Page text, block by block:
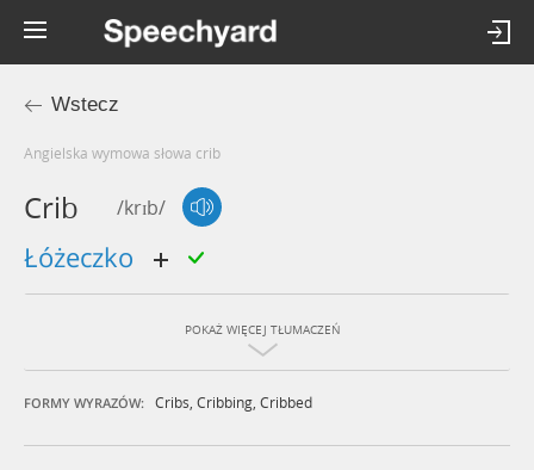
Wstecz
Angielska wymowa słowa crib
Crib /krɪb/
łóżeczko
POKAŻ WIĘCEJ TŁUMACZEŃ
FORMY WYRAZÓW: Cribs, Cribbing, Cribbed